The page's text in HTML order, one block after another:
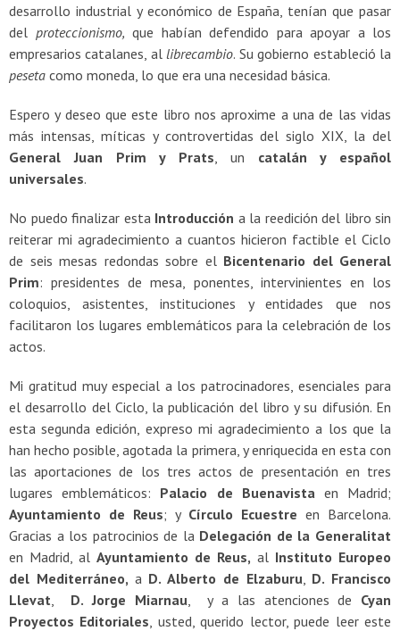
desarrollo industrial y económico de España, tenían que pasar
del proteccionismo, que habían defendido para apoyar a los
empresarios catalanes, allibrecambio. Su gobierno estableció la
peseta como moneda, lo que era una necesidad básica.
Espero y deseo que este libro nos aproxime a una de las vidas
más intensas, míticas y controvertidas del siglo XIX, la del
General Juan Prim y Prats , un catalán y español
universales.
No puedo finalizar esta Introducción a la reedición del libro sin
reiterar mi agradecimiento a cuantos hicieron factible el Ciclo
de seis mesas redondas sobre el Bicentenario del General
Prim: presidentes de mesa, ponentes, intervinientes en los
coloquios, asistentes, instituciones y entidades que nos
facilitaron los lugares emblemáticos para la celebración de los
actos.
Mi gratitud muy especial a los patrocinadores, esenciales para
el desarrollo del Ciclo, la publicación del libro y su difusión. En
esta segunda edición, expreso mi agradecimiento a los que la
han hecho posible, agotada la primera, y enriquecida en esta con
las aportaciones de los tres actos de presentación en tres
lugares emblemáticos: Palacio de Buenavista en Madrid;
Ayuntamiento de Reus; y Círculo Ecuestre en Barcelona.
Gracias a los patrocinios de la Delegación de la Generalitat
en Madrid, al Ayuntamiento de Reus, al Instituto Europeo
del Mediterráneo, a D. Alberto de Elzaburu D. Francisco
Llevat
D. Jorge Miarnau , y a las atenciones de Cyan
Proyectos Editoriales , usted, querido lector, puede leer este